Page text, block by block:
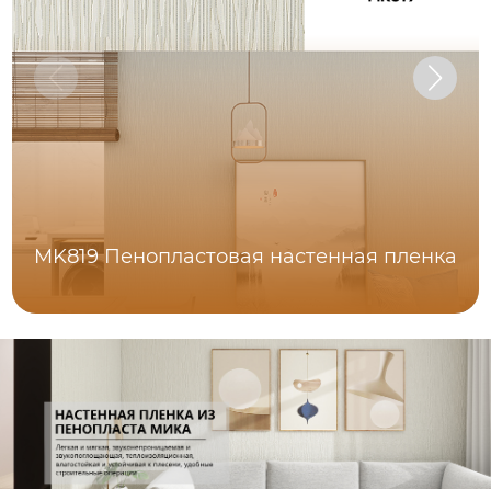
MK819 Пенопластовая настенная пленка